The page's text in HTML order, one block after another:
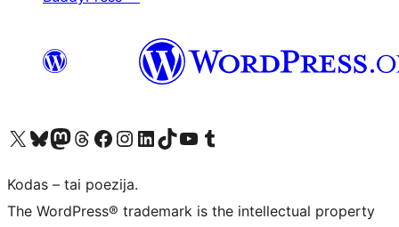
Visit our X (formerly Twitter) account
Apsilankykite mūsų Bluesky paskyroje
Visit our Mastodon account
Apsilankykite mūsų Threads paskyroje
Visit our Facebook page
Visit our Instagram account
Visit our LinkedIn account
Apsilankykite mūsų TikTok paskyroje
Visit our YouTube channel
Apsilankykite mūsų Tumblr paskyroje
Kodas – tai poezija.
The WordPress® trademark is the intellectual property